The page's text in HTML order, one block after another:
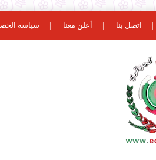
اتصل بنا أعلن معنا سياسة